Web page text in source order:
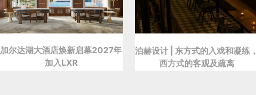
加尔达湖大酒店焕新启幕2027年
加入LXR
泊赫设计 | 东方式的入戏和凝练，
西方式的客观及疏离